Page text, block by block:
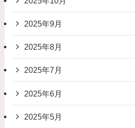
2025年9月
2025年8月
2025年7月
2025年6月
2025年5月